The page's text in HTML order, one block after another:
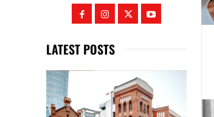
LATEST POSTS